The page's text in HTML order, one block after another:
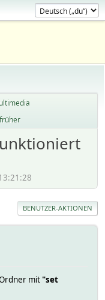
BENUTZER-AKTIONEN
mit"set